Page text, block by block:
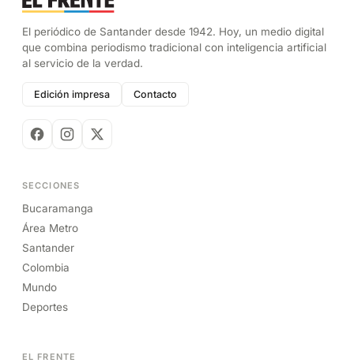
El periódico de Santander desde 1942. Hoy, un medio digital
que combina periodismo tradicional con inteligencia artificial
al servicio de la verdad.
Edición impresa Contacto
SECCIONES
Bucaramanga
Área Metro
Santander
Colombia
Mundo
Deportes
EL FRENTE